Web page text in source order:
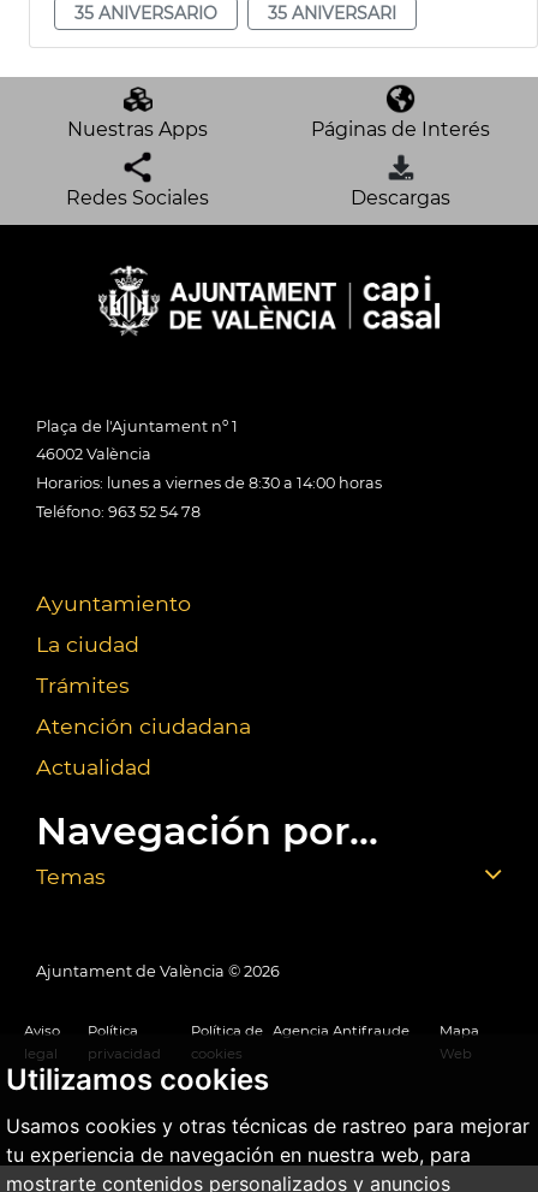
Utilizamos cookies
Usamos cookies y otras técnicas de rastreo para mejorar
tu experiencia de navegación en nuestra web, para
mostrarte contenidos personalizados y anuncios
35 ANIVERSARIO
35 ANIVERSARI
Nuestras Apps Páginas de Interés
Redes Sociales Descargas
Plaça de l'Ajuntament nº 1
46002 València
Horarios: lunes a viernes de 8:30 a 14:00 horas
Teléfono: 963 52 54 78
Ayuntamiento
La ciudad
Trámites
Atención ciudadana
Actualidad
Navegación por...
Temas
Ajuntament de València © 2026
Aviso
legal
Política
privacidad
Política de
cookies
Agencia Antifraude
Mapa
Web